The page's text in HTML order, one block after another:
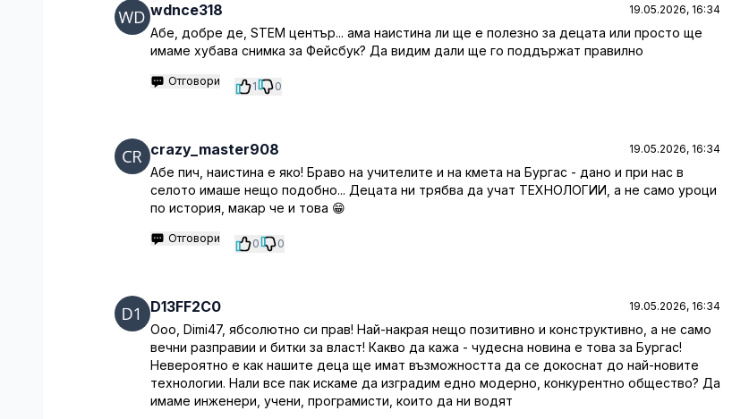
wdnce318 19.05.2026, 16:34
Абе, добре де, STEM център... ама наистина ли ще е полезно за децата или просто ще
имаме хубава снимка за Фейсбук? Да видим дали ще го поддържат правилно
Отговори 1 0
crazy_master908 19.05.2026, 16:34
Абе пич, наистина е яко! Браво на учителите и на кмета на Бургас - дано и при нас в
селото имаше нещо подобно... Децата ни трябва да учат ТЕХНОЛОГИИ, а не само уроци
по история, макар че и това 😁
Отговори 0 0
D13FF2C0 19.05.2026, 16:34
Ооо, Dimi47, ябсолютно си прав! Най-накрая нещо позитивно и конструктивно, а не само
вечни разправии и битки за власт! Какво да кажа - чудесна новина е това за Бургас!
Невероятно е как нашите деца ще имат възможността да се докоснат до най-новите
технологии. Нали все пак искаме да изградим едно модерно, конкурентно общество? Да
имаме инженери, учени, програмисти, които да ни водят